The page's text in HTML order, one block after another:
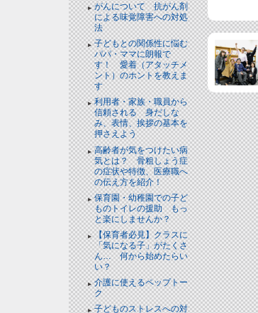
がんについて 抗がん剤
による味覚障害への対処
法
子どもとの関係性に悩む
パパ・ママに朗報で
す！ 愛着（アタッチメ
ント）のホントを教えま
す
利用者・家族・職員から
信頼される 身だしな
み、表情、挨拶の基本を
押さえよう
高齢者が気をつけたい病
気とは？ 骨粗しょう症
の症状や特徴、医療職へ
の伝え方を紹介！
保育園・幼稚園での子ど
ものトイレの援助 もっ
と楽にしませんか？
【保育者必見】クラスに
「気になる子」がたくさ
ん… 何から始めたらい
い？
介護に使えるペップトー
ク
子どものストレスへの対